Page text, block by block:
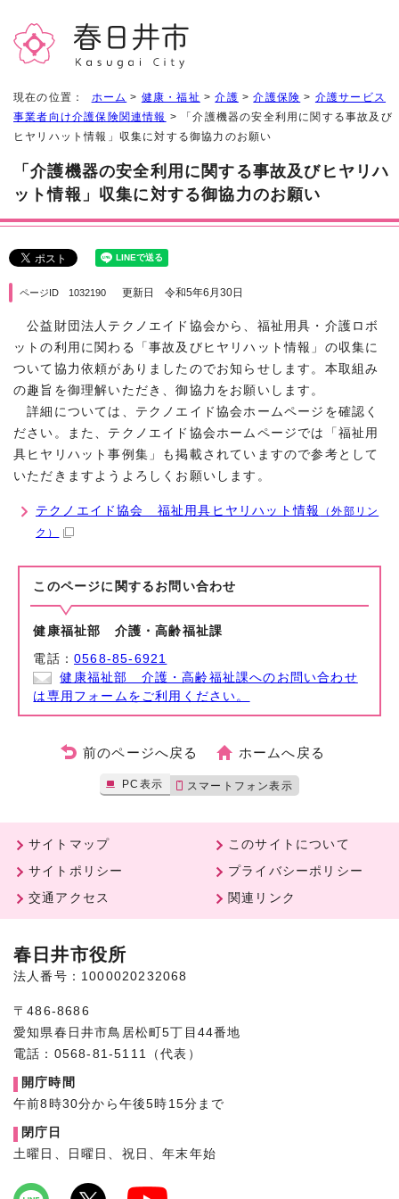
現在の位置： ホーム > 健康・福祉 >介護 >介護保険 > 介護サービス
事業者向け介護保険関連情報 > 「介護機器の安全利用に関する事故及び
ヒヤリハット情報」収集に対する御協力のお願い
「介護機器の安全利用に関する事故及びヒヤリハ
ット情報」収集に対する御協力のお願い
ページID 1032190 更新日 令和5年6月30日
公益財団法人テクノエイド協会から、福祉用具・介護ロボ
ットの利用に関わる「事故及びヒヤリハット情報」の収集に
ついて協力依頼がありましたのでお知らせします。本取組み
の趣旨を御理解いただき、御協力をお願いします。
詳細については、テクノエイド協会ホームページを確認く
ださい。また、テクノエイド協会ホームページでは「福祉用
具ヒヤリハット事例集」も掲載されていますので参考として
いただきますようよろしくお願いします。
テクノエイド協会 福祉用具ヒヤリハット情報
（外部リン
ク）
このページに関する お問い合わせ
健康福祉部 介護・高齢福祉課
電話：0568-85-6921
健康福祉部 介護・高齢福祉課へのお問い合わせ
は専用フォームをご利用ください。
前のページへ戻る ホームへ戻る
PC表示 スマートフォン表示
サイトマップ
このサイトについて
サイトポリシー
プライバシーポリシー
交通アクセス
関連リンク
春日井市役所
法人番号：1000020232068
〒486-8686
愛知県春日井市鳥居松町5丁目44番地
電話：0568-81-5111（代表）
開庁時間
午前8時30分から午後5時15分まで
閉庁日
土曜日、日曜日、祝日、年末年始